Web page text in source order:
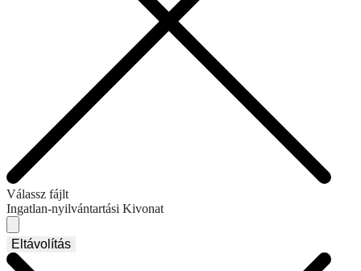
Válassz fájlt
Ingatlan-nyilvántartási Kivonat
Eltávolítás